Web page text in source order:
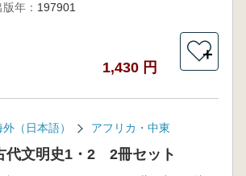
版年： 197901
1,430 円
＋
外（日本語） アフリカ・中東
代文明史1・2 2冊セット